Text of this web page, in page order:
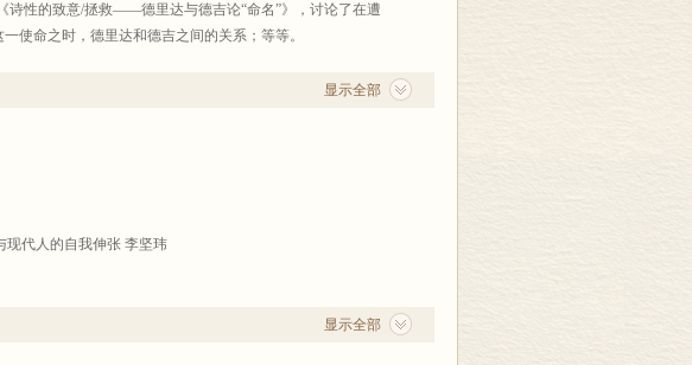
诗性的致意/拯救——德里达与德吉论“命名”》，讨论了在遭
使命之时，德里达和德吉之间的关系；等等。
显示全部
代人的自我伸张 李坚玮
对辩证理性的奠基 孙 琳 季锦林
显示全部